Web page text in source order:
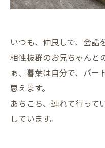
いつも、仲良しで、会話
相性抜群のお兄ちゃんと
ぁ、暮葉は自分で、パー
思えます。
あちこち、連れて行って
しています。